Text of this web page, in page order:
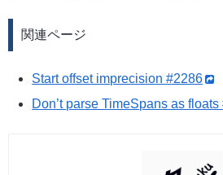
関連ページ
Start offset imprecision #2286
Don’t parse TimeSpans as floats